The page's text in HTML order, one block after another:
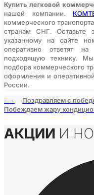
Купить легковой
нашей компании.
коммерческого
странам СНГ. Оставьте
указанному на сайте
оперативно ответят
подходящую технику.
подбора коммерческого
оформления и
России.
Prev
Поздравляем с
Побеждаем жару
АКЦИИ И